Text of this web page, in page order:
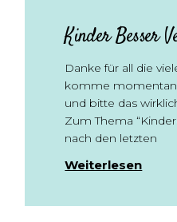
Kinder Besser
Danke für all die
komme
und bitte das
Zum Thema
nach den letzten
Weiterlesen